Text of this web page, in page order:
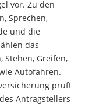
vor. Zu den
Sprechen,
und die
das
Stehen, Greifen,
Autofahren.
prüft
Antragstellers